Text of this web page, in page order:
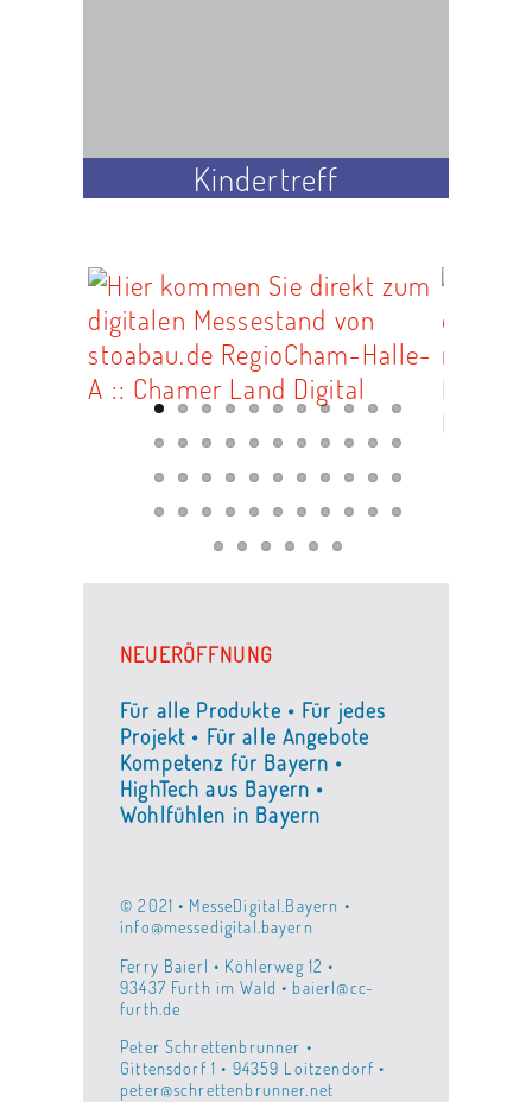
Kindertreff
NEUERÖFFNUNG
Für alle Produkte • Für jedes
Projekt • Für alle Angebote
Kompetenz für Bayern •
HighTech aus Bayern •
Wohlfühlen in Bayern
© 2021 • MesseDigital.Bayern •
info@messedigital.bayern
Ferry Baierl • Köhlerweg 12 •
93437 Furth im Wald • baierl@cc-
furth.de
Peter Schrettenbrunner •
Gittensdorf 1 • 94359 Loitzendorf •
peter@schrettenbrunner.net